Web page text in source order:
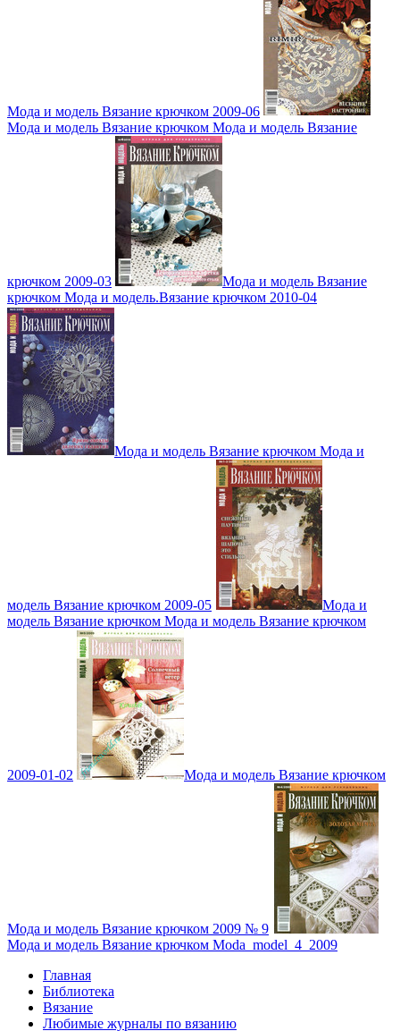
Мода и модель Вязание крючком 2009-06
Мода и модель Вязание крючком Мода и модель Вязание
крючком 2009-03
Мода и модель Вязание
крючком Мода и модель.Вязание крючком 2010-04
Мода и модель Вязание крючком Мода и
модель Вязание крючком 2009-05
Мода и
модель Вязание крючком Мода и модель Вязание крючком
2009-01-02 Мода и модель Вязание крючком
Мода и модель Вязание крючком 2009 № 9
Мода и модель Вязание крючком Moda_model_4_2009
Главная
Библиотека
Вязание
Любимые журналы по вязанию